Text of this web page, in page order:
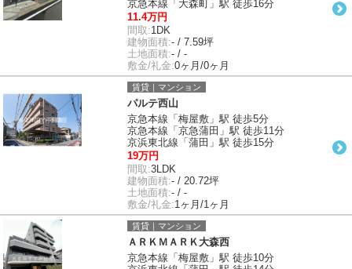
京急本線「大森町」駅 徒歩16分
11.4万円
間取:1DK
建物面積:- / 7.59坪
土地面積:- / -
敷金/礼金:0ヶ月/0ヶ月
賃貸｜マンション
パルテ西山
京急本線「梅屋敷」駅 徒歩5分
京急本線「京急蒲田」駅 徒歩11分
京浜東北線「蒲田」駅 徒歩15分
19万円
間取:3LDK
建物面積:- / 20.72坪
土地面積:- / -
敷金/礼金:1ヶ月/1ヶ月
賃貸｜マンション
ＡＲＫＭＡＲＫ大森西
京急本線「梅屋敷」駅 徒歩10分